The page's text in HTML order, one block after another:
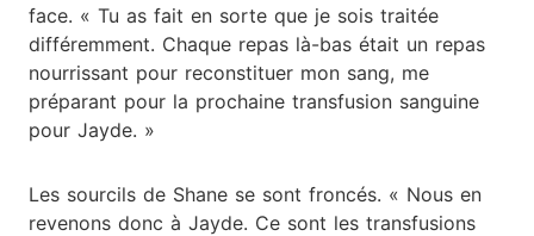
face. « Tu as fait en sorte que je sois traitée
différemment. Chaque repas là-bas était un repas
nourrissant pour reconstituer mon sang, me
préparant pour la prochaine transfusion sanguine
pour Jayde. »
Les sourcils de Shane se sont froncés. « Nous en
revenons donc à Jayde. Ce sont les transfusions